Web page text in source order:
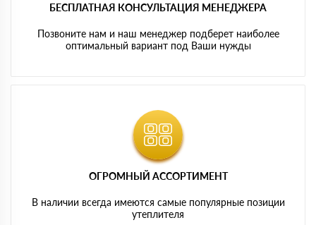
БЕСПЛАТНАЯ КОНСУЛЬТАЦИЯ МЕНЕДЖЕРА
Позвоните нам и наш менеджер подберет наиболее
оптимальный вариант под Ваши нужды
ОГРОМНЫЙ АССОРТИМЕНТ
В наличии всегда имеются самые популярные позиции
утеплителя